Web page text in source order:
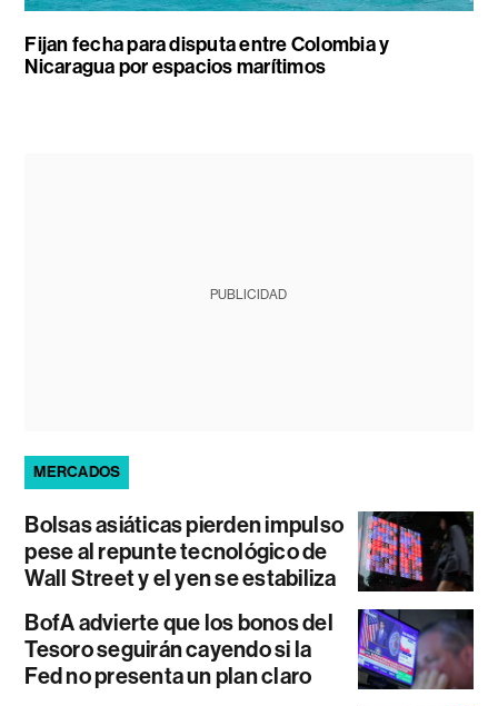
Fijan fecha para disputa entre Colombia y
Nicaragua por espacios marítimos
PUBLICIDAD
MERCADOS
Bolsas asiáticas pierden impulso
pese al repunte tecnológico de
Wall Street y el yen se estabiliza
BofA advierte que los bonos del
Tesoro seguirán cayendo si la
Fed no presenta un plan claro